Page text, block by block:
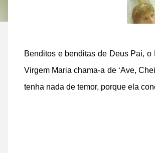
Benditos e benditas de Deus Pai,
Virgem Maria chama-a de ‘Ave,
tenha nada de temor, porque ela